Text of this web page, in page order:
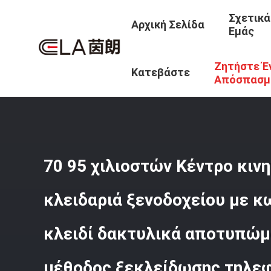
Αρχική Σελίδα
Εμάς
Κατεβάστε
Ζητήστε
Έξυπνη Κλειδαριά
Αποτυπώματα Και Έξυπνη Μέθοδος Ξεκλείδωσης
70 95 χιλιοστών Κέντρο
κλειδαριά ξενοδοχείου με
κλειδί δακτυλικά